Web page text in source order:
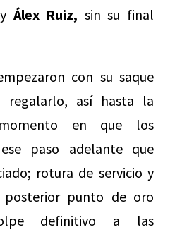
y Álex Ruiz, sin su final
con su saque
regalarlo, así hasta la
en que los
paso adelante que
rotura de servicio y
punto de oro
definitivo a las